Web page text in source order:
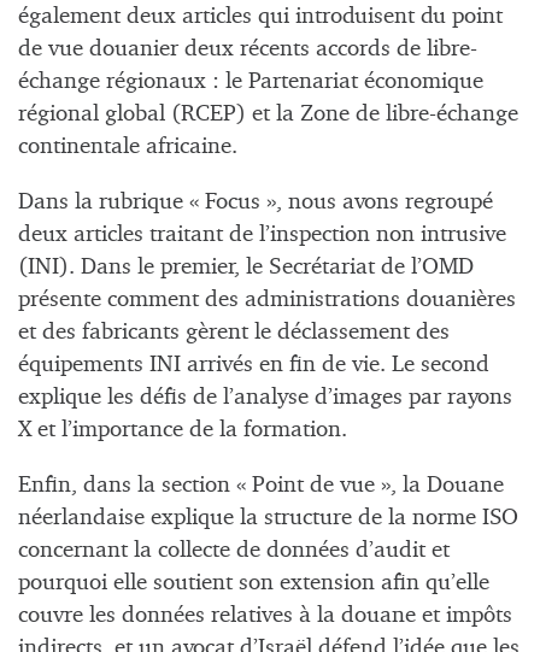
également deux articles qui introduisent du point
de vue douanier deux récents accords de libre-
échange régionaux : le Partenariat économique
régional global (RCEP) et la Zone de libre-échange
continentale africaine.
Dans la rubrique « Focus », nous avons regroupé
deux articles traitant de l’inspection non intrusive
(INI). Dans le premier, le Secrétariat de l’OMD
présente comment des administrations douanières
et des fabricants gèrent le déclassement des
équipements INI arrivés en fin de vie. Le second
explique les défis de l’analyse d’images par rayons
X et l’importance de la formation.
Enfin, dans la section « Point de vue », la Douane
néerlandaise explique la structure de la norme ISO
concernant la collecte de données d’audit et
pourquoi elle soutient son extension afin qu’elle
couvre les données relatives à la douane et impôts